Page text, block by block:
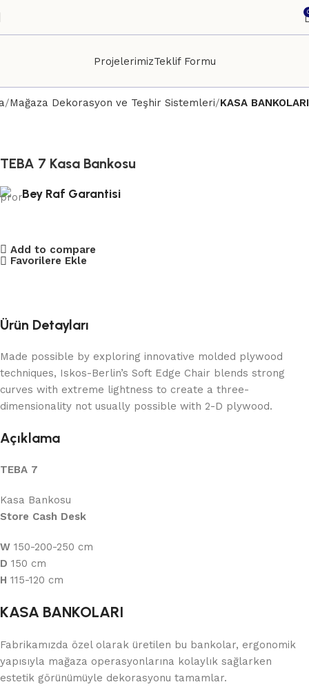
ProjelerimizTeklif Formu
Mağaza Dekorasyon ve Teşhir Sistemleri KASA BANKOLARI
TEBA 7 Kasa Bankosu
Bey Raf Garantisi
Add to compare
Favorilere Ekle
Ürün Detayları
Made possible by exploring innovative molded plywood
techniques, Iskos-Berlin’s Soft Edge Chair blends strong
curves with extreme lightness to create a three-
dimensionality not usually possible with 2-D plywood.
Açıklama
TEBA 7
Kasa Bankosu
Store Cash Desk
W 150-200-250 cm
D 150 cm
H 115-120 cm
KASA BANKOLARI
Fabrikamızda özel olarak üretilen bu bankolar, ergonomik
yapısıyla mağaza operasyonlarına kolaylık sağlarken
estetik görünümüyle dekorasyonu tamamlar.